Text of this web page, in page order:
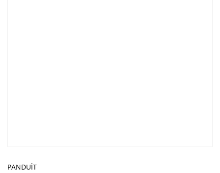
PANDUIT